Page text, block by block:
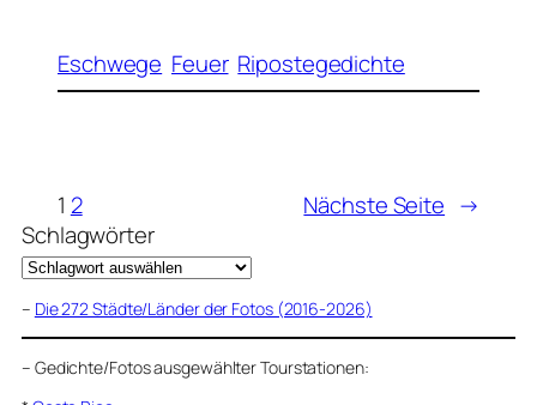
Eschwege Feuer Ripostegedichte
1 2 Nächste Seite →
Schlagwörter
– Die 272 Städte/Länder der Fotos (2016-2026)
– Gedichte/Fotos ausgewählter Tourstationen: